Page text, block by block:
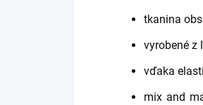
tkanina
vyrobené z
vďaka
mix and